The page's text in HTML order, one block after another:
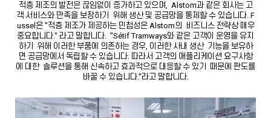
적층 제조의 발전은 끊임없이 증가하고 있으며, Alstom과 같은 회사는 고
객 서비스와 만족을 보장하기 위해 생산 및 공급망을 통제할 수 있습니다. F
ussel은 "적층 제조가 제공하는 민첩성은 Alstom의 비즈니스 전략상 매우
중요합니다." 라고 말합니다. "Sétif Tramways와 같은 고객이 운영을 유지
하기 위해 이러한 부품에 의존하는 경우, 이러한 사내 생산 기능을 보유하
면 공급망에서 독립할 수 있습니다. 따라서 고객의 애플리케이션 요구사항
에 대한 솔루션을 통해 신속하고 효과적으로 대응할 수 있기 때문에 판도를
바꿀 수 있습니다."라고 말합니다.